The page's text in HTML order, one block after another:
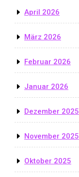
April 2026
März 2026
Februar 2026
Januar 2026
Dezember 2025
November 2025
Oktober 2025